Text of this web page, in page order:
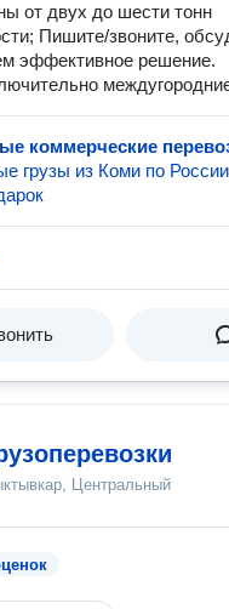
от двух до шести тонн
Пишите/звоните,
эффективное решение.
коммерческие
грузы из Коми по
Центральный